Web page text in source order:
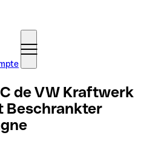
de VW Kraftwerk
Beschrankter